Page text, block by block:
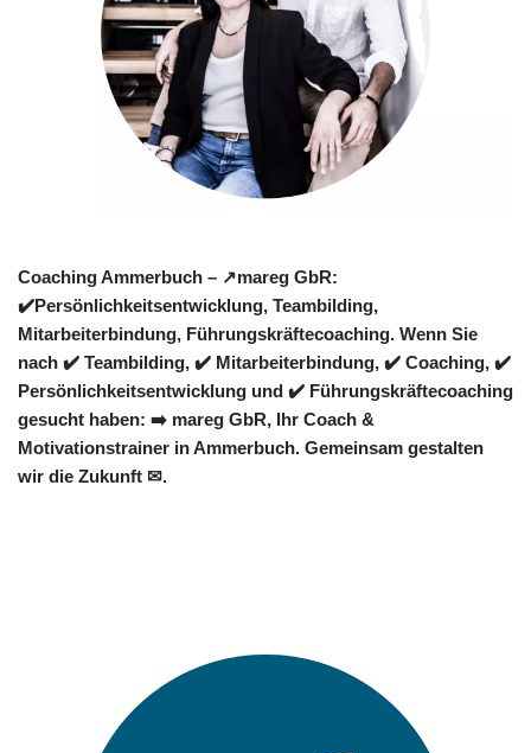
Coaching Ammerbuch – ↗️mareg GbR:
✔️Persönlichkeitsentwicklung, Teambilding,
Mitarbeiterbindung, Führungskräftecoaching. Wenn Sie
nach ✔️ Teambilding, ✔️ Mitarbeiterbindung, ✔️ Coaching, ✔️
Persönlichkeitsentwicklung und ✔️ Führungskräftecoaching
gesucht haben: ➡️ mareg GbR, Ihr Coach &
Motivationstrainer in Ammerbuch. Gemeinsam gestalten
wir die Zukunft ✉.